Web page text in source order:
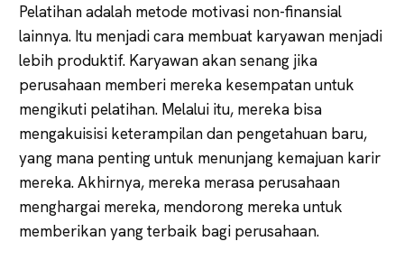
Pelatihan adalah metode motivasi non-finansial
lainnya. Itu menjadi cara membuat karyawan menjadi
lebih produktif. Karyawan akan senang jika
perusahaan memberi mereka kesempatan untuk
mengikuti pelatihan. Melalui itu, mereka bisa
mengakuisisi keterampilan dan pengetahuan baru,
yang mana penting untuk menunjang kemajuan karir
mereka. Akhirnya, mereka merasa perusahaan
menghargai mereka, mendorong mereka untuk
memberikan yang terbaik bagi perusahaan.